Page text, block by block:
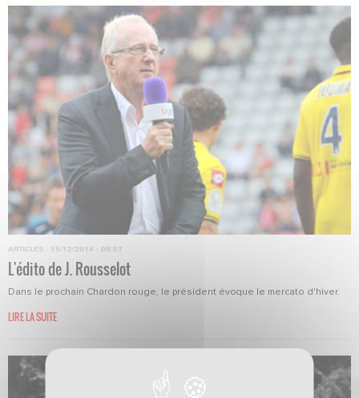
ARTICLES · 15/12/2014 - 09:07
L'édito de J. Rousselot
Dans le prochain Chardon rouge, le président évoque le mercato d'hiver.
LIRE LA SUITE